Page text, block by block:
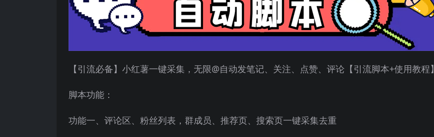
【引流必备】小红薯一键采集，无限@自动发笔记、关注、点赞、评论【引流脚本+使用教程】
脚本功能：
功能一、评论区、粉丝列表，群成员、推荐页、搜索页一键采集去重